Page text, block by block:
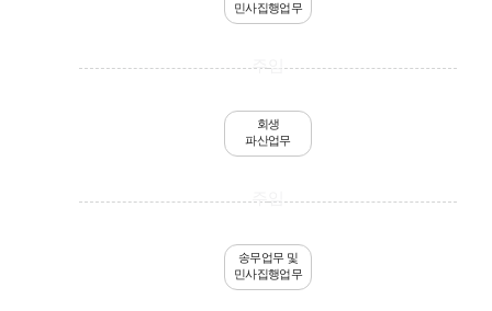
민사집행업무
주임
회생
파산업무
주임
송무업무 및
민사집행업무